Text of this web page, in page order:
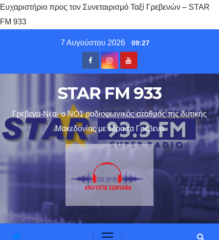
Ευχαριστήριο προς τον Συνεταιρισμό Ταξί Γρεβενών – STAR
FM 933
7 Αυγούστου 2026 09:27
STAR FM 933
Γρεβενά-Νέα- ο ΝΟ1 ραδιοφωνικός σταθμός της δυτικής
Μακεδονίας με έδρα τα Γρεβενα